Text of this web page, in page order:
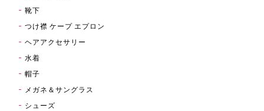
靴下
つけ襟 ケープ エプロン
ヘアアクセサリー
水着
帽子
メガネ＆サングラス
シューズ